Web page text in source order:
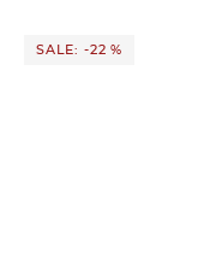
SALE: -22 %